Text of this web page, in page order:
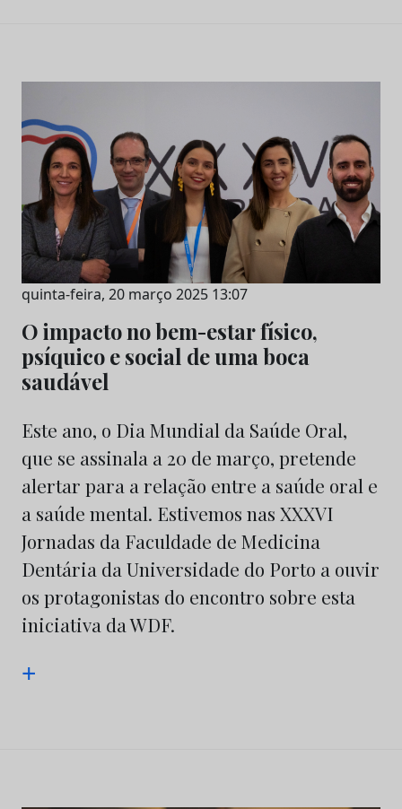
quinta-feira, 20 março 2025 13:07
O impacto no bem-estar físico,
psíquico e social de uma boca
saudável
Este ano, o Dia Mundial da Saúde Oral,
que se assinala a 20 de março, pretende
alertar para a relação entre a saúde oral e
a saúde mental. Estivemos nas XXXVI
Jornadas da Faculdade de Medicina
Dentária da Universidade do Porto a ouvir
os protagonistas do encontro sobre esta
iniciativa da WDF.
+